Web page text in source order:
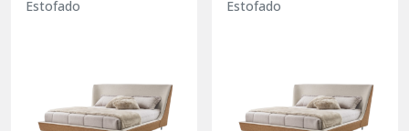
Estofado
Estofado